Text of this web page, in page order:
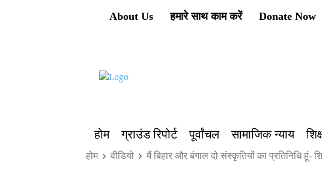
About Us हमारे साथ काम करें Donate Now
होम ग्राउंड रिपोर्ट पूर्वांचल सामाजिक न्याय
होम वीडियो मैं बिहार और बंगाल दो संस्कृतियों का प्रतिनिधि हूं-